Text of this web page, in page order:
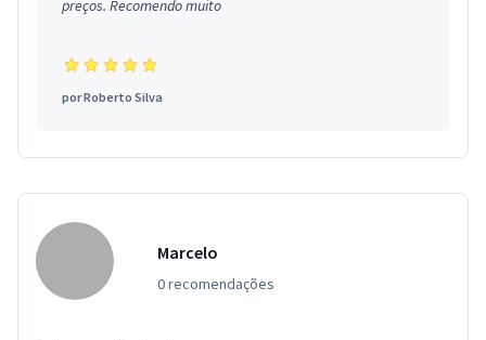
preços. Recomendo muito
porRoberto Silva
Marcelo
0 recomendações